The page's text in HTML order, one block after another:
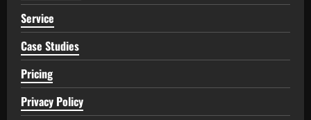
Service
Case Studies
Pricing
Privacy Policy